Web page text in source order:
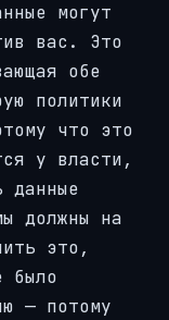
могут
вас. Это
обе
политики
что это
у власти,
данные
должны на
это,
было
— потому